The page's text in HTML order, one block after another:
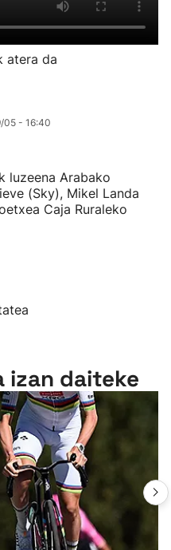
atera da
05 - 16:40
luzeena Arabako
(Sky), Mikel Landa
Caja Ruraleko
izan daiteke